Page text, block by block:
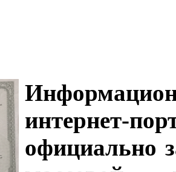
интернет-
официально